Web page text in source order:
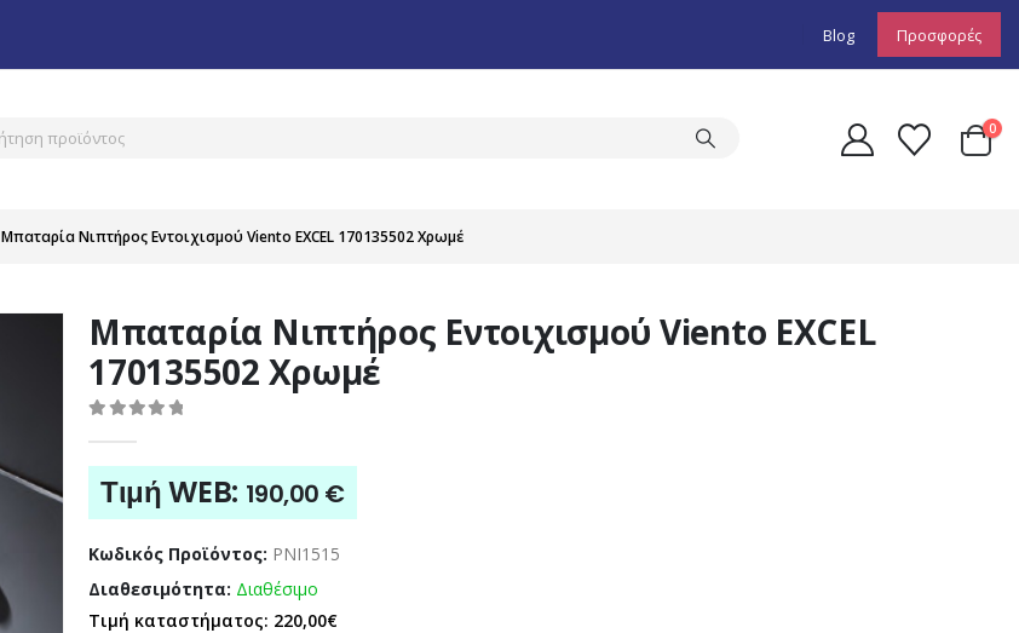
Blog Προσφορές
0
Μπαταρία Νιπτήρος Εντοιχισμού Viento EXCEL 170135502 Χρωμέ
Μπαταρία Νιπτήρος Εντοιχισμού Viento EXCEL
170135502 Χρωμέ
Τιμή WEB: 190,00 €
Κωδικός Προϊόντος: PNI1515
Διαθεσιμότητα: Διαθέσιμο
Τιμή καταστήματος: 220,00€